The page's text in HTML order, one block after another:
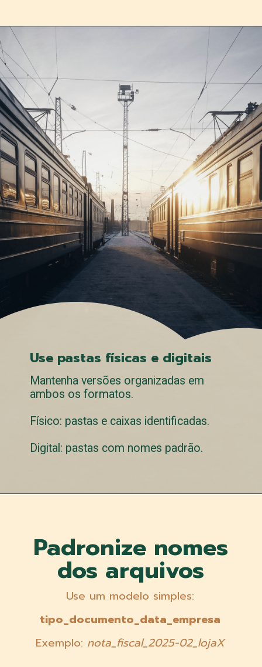
Mantenha versões organizadas em
ambos os formatos.
Físico: pastas e caixas identificadas.
Digital: pastas com nomes padrão.
Use pastas físicas e digitais
Padronize nomes
dos arquivos
Use um modelo simples:
tipo_documento_data_empresa
Exemplo: nota_fiscal_2025-02_lojaX